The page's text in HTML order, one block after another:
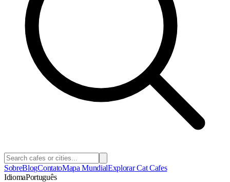
SobreBlogContatoMapa MundialExplorar Cat Cafes
IdiomaPortuguês